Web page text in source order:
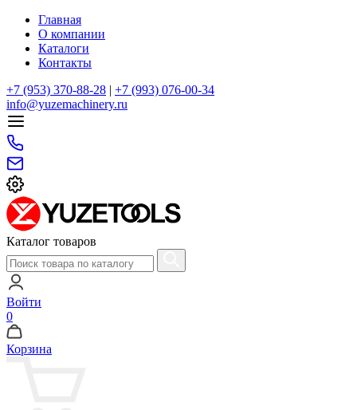
Главная
О компании
Каталоги
Контакты
+7 (953) 370-88-28 | +7 (993) 076-00-34
info@yuzemachinery.ru
Каталог товаров
Войти
0
Корзина